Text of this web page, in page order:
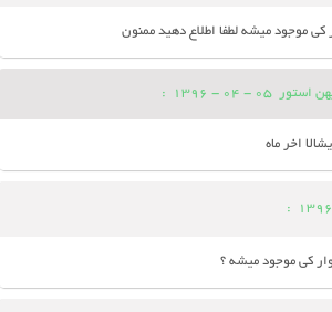
کی موجود میشه لطفا اطلاع دهید ممنون
استور 05 - 04 - 1396
:
اخر ماه
:
کی موجود میشه ؟